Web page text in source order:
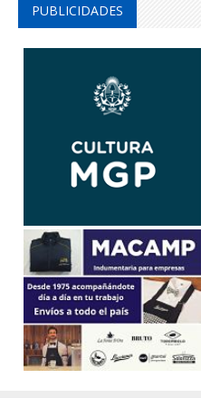
PUBLICIDADES